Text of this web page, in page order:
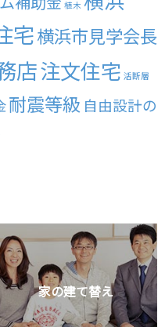
植木
宅横浜市見学会長
店注文住宅 活断層
耐震等級 自由設計の
家の建て替え